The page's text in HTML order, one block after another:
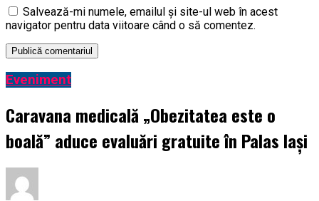
Salvează-mi numele, emailul și site-ul web în acest
navigator pentru data viitoare când o să comentez.
Eveniment
Caravana medicală „Obezitatea este o
boală” aduce evaluări gratuite în Palas Iași